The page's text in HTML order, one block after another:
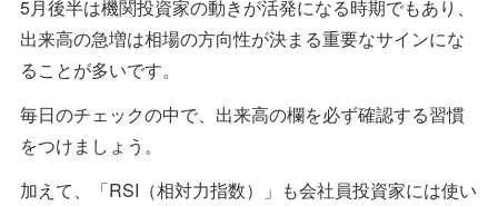
5月後半は機関投資家の動きが活発になる時期でもあり、
出来高の急増は相場の方向性が決まる重要なサインにな
ることが多いです。
毎日のチェックの中で、出来高の欄を必ず確認する習慣
をつけましょう。
加えて、「RSI（相対力指数）」も会社員投資家には使い